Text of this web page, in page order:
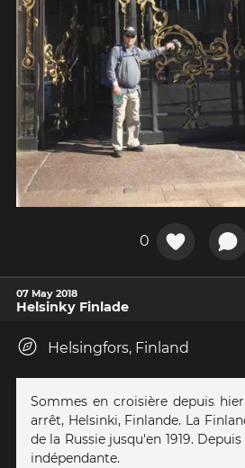
0
07 May 2018
Helsinky Finlade
Helsingfors, Finland
Sommes en croisière depuis
arrêt, Helsinki, Finlande. La
de la Russie jusqu'en 1919.
indépendante.